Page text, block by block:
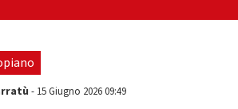
consiliare: “Serve chiarezza!”"
- 15 Giugno 2026 09:49